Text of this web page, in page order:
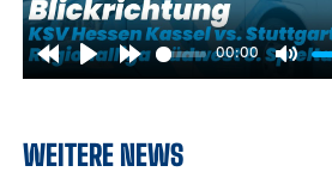
Rewind
PlayForward
00:00
Mute
WEITERE NEWS